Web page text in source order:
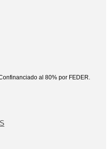
al 80% por FEDER.